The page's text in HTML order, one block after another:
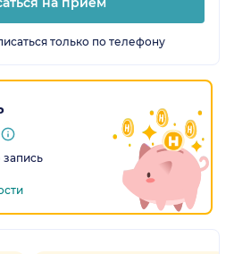
только по телефону